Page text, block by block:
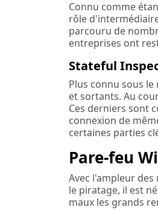
Connu comme
rôle
parcouru de
entreprises ont
Stateful
Plus connu sous
et sortants. Au
Ces derniers sont
connexion de
certaines parties
Pare-feu
Avec l'ampleur
le piratage, il est
maux les grands